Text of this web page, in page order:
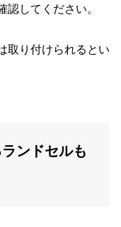
認してください。
取り付けられるとい
ンドセルも